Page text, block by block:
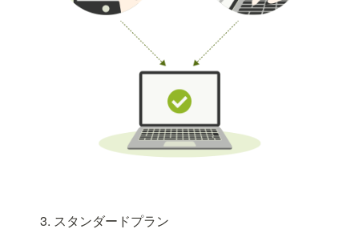
3. スタンダードプラン